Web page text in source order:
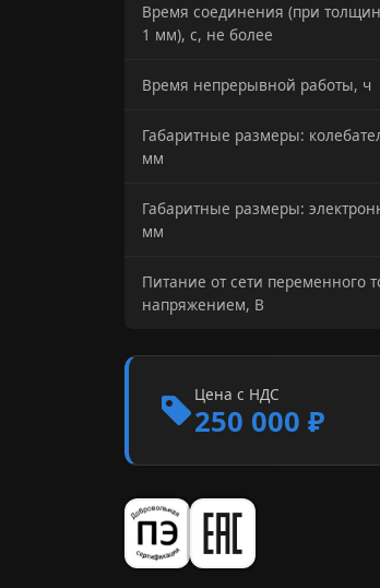
Время соединения (при
1 мм), с, не более
Время непрерывной работы, ч
Габаритные размеры:
мм
Габаритные размеры:
мм
Питание от сети переменного
напряжением, В
Цена с НДС
250 000 ₽